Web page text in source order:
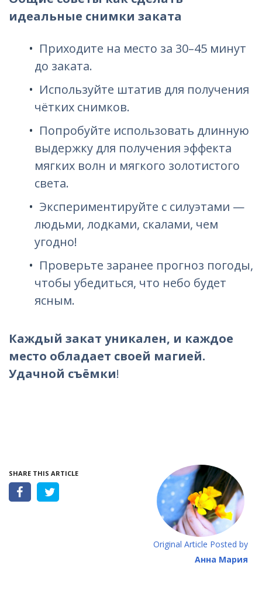
идеальные снимки заката
Приходите на место за 30–45 минут
до заката.
Используйте штатив для получения
чётких снимков.
Попробуйте использовать длинную
выдержку для получения эффекта
мягких волн и мягкого золотистого
света.
Экспериментируйте с силуэтами —
людьми, лодками, скалами, чем
угодно!
Проверьте заранее прогноз погоды,
чтобы убедиться, что небо будет
ясным.
Каждый закат уникален, и каждое
место обладает своей магией.
Удачной съёмки!
SHARE THIS ARTICLE
Original Article Posted by
Анна Мария